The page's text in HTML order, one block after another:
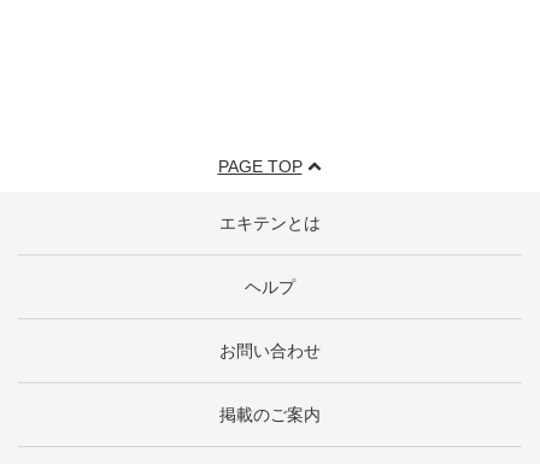
PAGE TOP
エキテンとは
ヘルプ
お問い合わせ
掲載のご案内